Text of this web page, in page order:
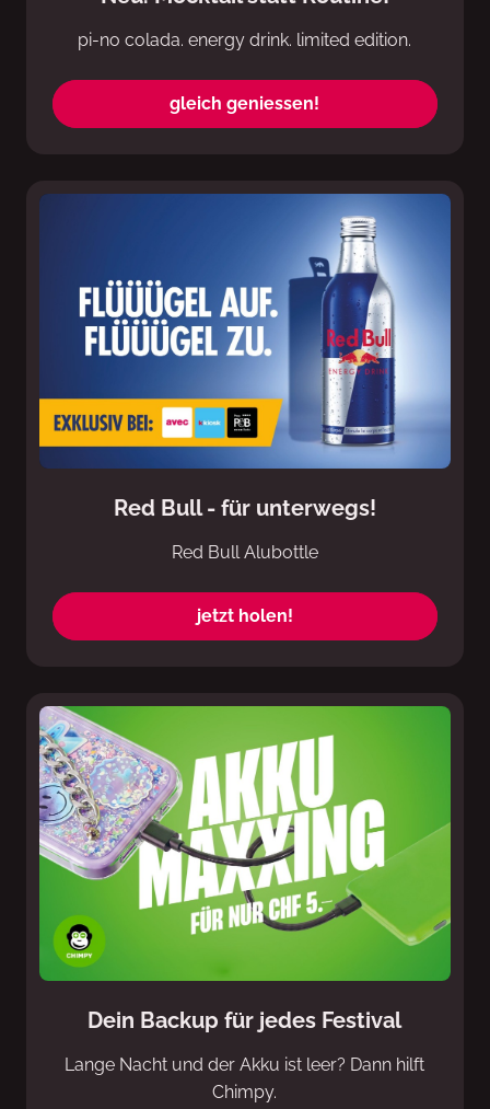
pi-no colada. energy drink. limited edition.
gleich geniessen!
Red Bull - für unterwegs!
Red Bull Alubottle
jetzt holen!
Dein Backup für jedes Festival
Lange Nacht und der Akku ist leer? Dann hilft
Chimpy.